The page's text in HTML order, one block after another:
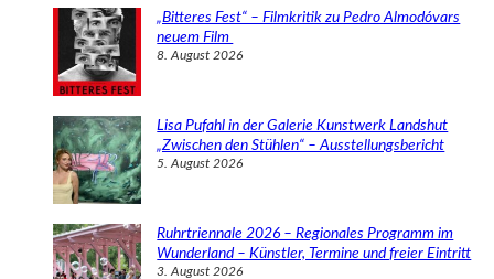
„Bitteres Fest“ – Filmkritik zu Pedro Almodóvars
neuem Film
8. August 2026
Lisa Pufahl in der Galerie Kunstwerk Landshut
„Zwischen den Stühlen“ – Ausstellungsbericht
5. August 2026
Ruhrtriennale 2026 – Regionales Programm im
Wunderland – Künstler, Termine und freier Eintritt
3. August 2026